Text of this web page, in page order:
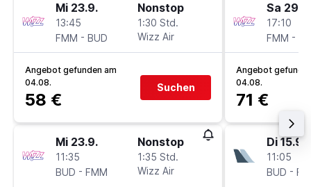
Mi 23.9.
13:45
FMM - BUD
Nonstop
1:30 Std.
Wizz Air
Angebot gefunden am
04.08.
58 €
Suchen
Mi 23.9.
11:35
BUD - FMM
Nonstop
1:35 Std.
Wizz Air
Sa 29.8.
17:10
FMM -
Angebot
04.08.
71 €
Di 15.9.
11:05
BUD -